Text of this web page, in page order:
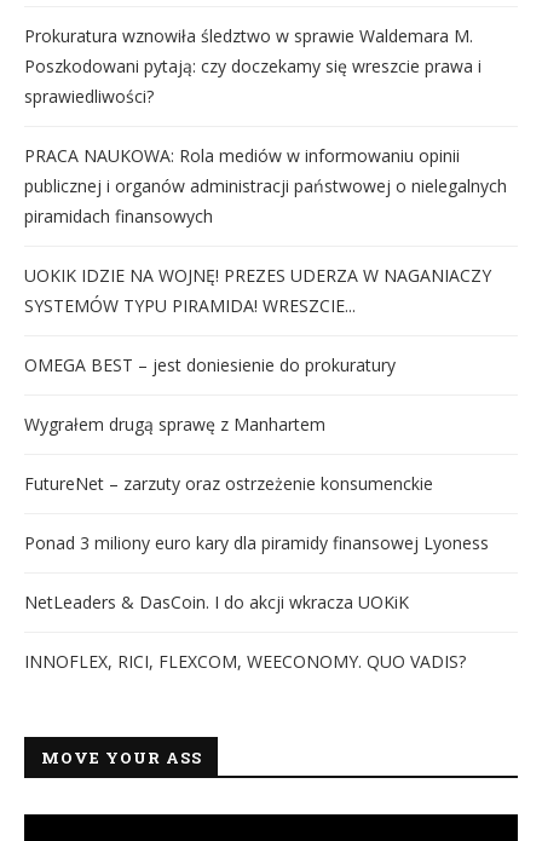
Prokuratura wznowiła śledztwo w sprawie Waldemara M.
Poszkodowani pytają: czy doczekamy się wreszcie prawa i
sprawiedliwości?
PRACA NAUKOWA: Rola mediów w informowaniu opinii
publicznej i organów administracji państwowej o nielegalnych
piramidach finansowych
UOKIK IDZIE NA WOJNĘ! PREZES UDERZA W NAGANIACZY
SYSTEMÓW TYPU PIRAMIDA! WRESZCIE...
OMEGA BEST – jest doniesienie do prokuratury
Wygrałem drugą sprawę z Manhartem
FutureNet – zarzuty oraz ostrzeżenie konsumenckie
Ponad 3 miliony euro kary dla piramidy finansowej Lyoness
NetLeaders & DasCoin. I do akcji wkracza UOKiK
INNOFLEX, RICI, FLEXCOM, WEECONOMY. QUO VADIS?
MOVE YOUR ASS